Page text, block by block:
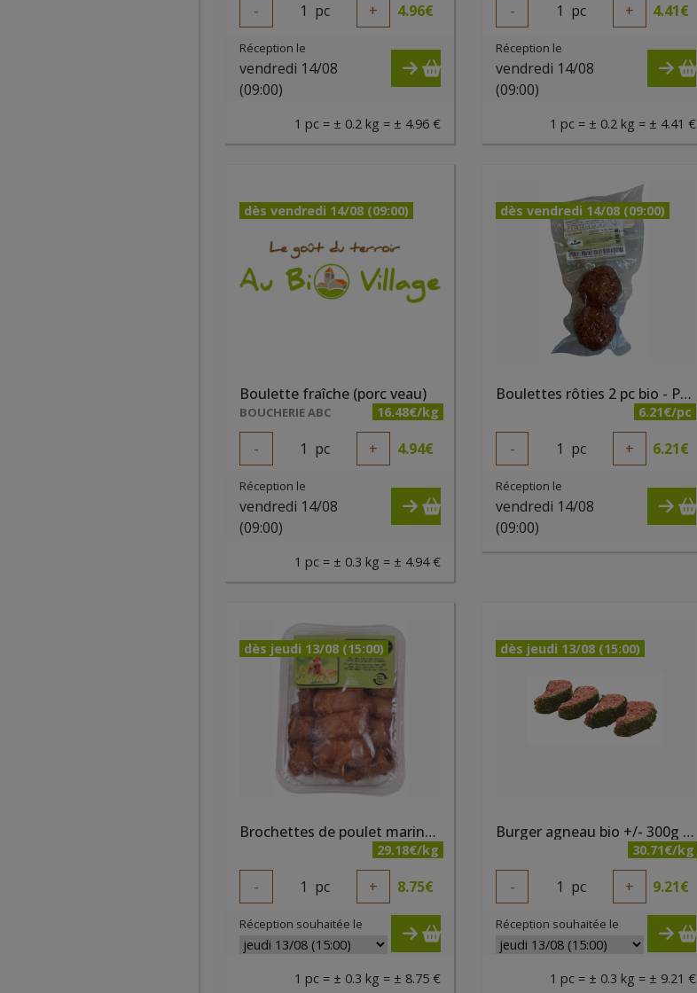
- 1 pc + 4.96€
Réception le
vendredi 14/08
(09:00)
1 pc = ± 0.2 kg = ± 4.96 €
- 1 pc + 4.41€
Réception le
vendredi 14/08
(09:00)
1 pc = ± 0.2 kg = ± 4.41 €
dès vendredi 14/08 (09:00)
Boulette fraîche (porc veau)
BOUCHERIE ABC 16.48€/kg
- 1 pc + 4.94€
Réception le
vendredi 14/08
(09:00)
1 pc = ± 0.3 kg = ± 4.94 €
dès vendredi 14/08 (09:00)
Boulettes rôties 2 pc bio - PQA
6.21€/pc
- 1 pc + 6.21€
Réception le
vendredi 14/08
(09:00)
dès jeudi 13/08 (15:00)
Brochettes de poulet marinées bio 300g Belki
29.18€/kg
- 1 pc + 8.75€
Réception souhaitée le
1 pc = ± 0.3 kg = ± 8.75 €
dès jeudi 13/08 (15:00)
Burger agneau bio +/- 300g - PQA
30.71€/kg
- 1 pc + 9.21€
Réception souhaitée le
1 pc = ± 0.3 kg = ± 9.21 €